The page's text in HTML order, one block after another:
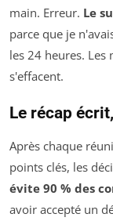
main. Erreur. Le
parce que je
les 24 heures.
s'effacent.
Le récap
Après chaque
points clés, les
évite 90 % des
avoir accepté un